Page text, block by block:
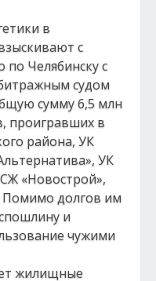
в
с
Челябинску с
судом
сумму 6,5 млн
проигравших в
района, УК
УК
«Новострой»,
Помимо долгов им
и
чужими
жилищные